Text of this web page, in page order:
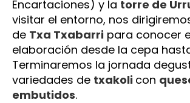
Encartaciones) y la torre de
visitar el entorno, nos
de Txa Txabarri para conocer
elaboración desde la cepa
Terminaremos la jornada
variedades de txakoli con
embutidos.